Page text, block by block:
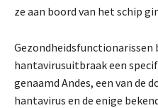
ze aan boord van het schip
Gezondheidsfunctionarissen
hantavirusuitbraak een
genaamd Andes, een van de
hantavirus en de enige